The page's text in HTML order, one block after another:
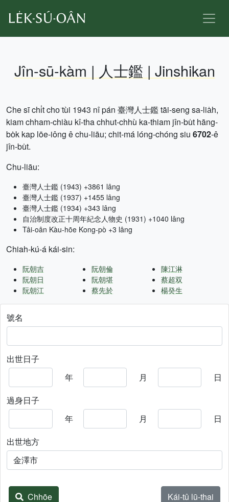
Jîn-sū-kàm | 人士鑑 | Jinshikan
Che sī chi̍t cho͘ tùi 1943 nî pán 臺灣人士鑑 tāi-seng sa-lia̍h,
kiam chham-chiàu kî-tha chhut-chhù ka-thiam jîn-bu̍t hāng-
bo̍k kap lōe-iông ê chu-liāu; chit-má lóng-chóng siu 6702-ê
jîn-bu̍t.
Chu-liāu:
臺灣人士鑑 (1943) +3861 lâng
臺灣人士鑑 (1937) +1455 lâng
臺灣人士鑑 (1934) +343 lâng
自治制度改正十周年紀念人物史 (1931) +1040 lâng
Tâi-oân Kàu-hōe Kong-pò +3 lâng
Chiah-kú-á kái-sin:
阮朝吉
阮朝日
阮朝江
阮朝倫
阮朝堪
蔡先於
陳江淋
蔡超双
楊癸生
號名
出世日子
年
月
日
過身日子
年
月
日
出世地方
Chhōe Kái-tû lū-thai